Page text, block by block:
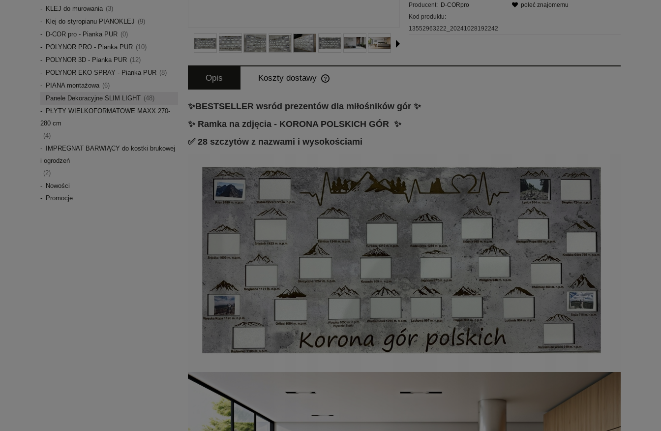
KLEJ do murowania (3)
Klej do styropianu PIANOKLEJ (9)
D-COR pro - Pianka PUR (0)
POLYNOR PRO - Pianka PUR (10)
POLYNOR 3D - Pianka PUR (12)
POLYNOR EKO SPRAY - Pianka PUR (8)
PIANA montażowa (6)
Panele Dekoracyjne SLIM LIGHT (48)
PŁYTY WIELKOFORMATOWE MAXX 270-
280 cm
(4)
IMPREGNAT BARWIĄCY do kostki brukowej
i ogrodzeń
(2)
Nowości
Promocje
Producent: D-CORpro
Kod produktu:
13552963222_20241028192242
poleć znajomemu
Opis Koszty dostawy
Cena nie zawiera ewentualnych kosztów
✨BESTSELLER wsród prezentów dla miłośników gór ✨
✨ Ramka na zdjęcia - KORONA POLSKICH GÓR ✨
✅ 28 szczytów z nazwami i wysokościami